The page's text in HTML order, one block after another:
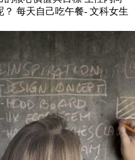
每天自己吃午餐- 文科女生